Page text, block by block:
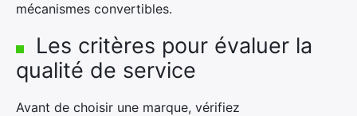
mécanismes convertibles.
Les critères pour évaluer la
qualité de service
Avant de choisir une marque, vérifiez